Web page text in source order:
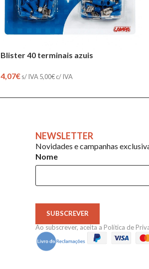
Blister 40 terminais azuis
4,07€s/ IVA 5,00€c/ IVA
NEWSLETTER
Novidades e campanhas
Nome
SUBSCREVER
Ao subscrever, aceita a Política de